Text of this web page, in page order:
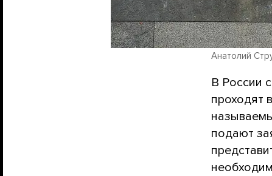
Анатолий
В России
проходят
подают